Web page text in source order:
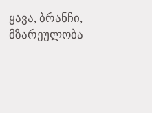
ყავა, ბრანჩი,
მზარეულობა